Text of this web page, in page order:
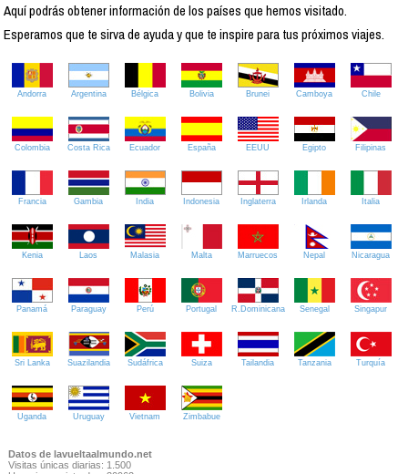
Aquí podrás obtener información de los países que hemos visitado.
Esperamos que te sirva de ayuda y que te inspire para tus próximos viajes.
Andorra Argentina Bélgica Bolivia Brunei Camboya Chile
Colombia Costa Rica Ecuador España EEUU Egipto Filipinas
Francia Gambia India Indonesia Inglaterra Irlanda Italia
Kenia Laos Malasia Malta Marruecos Nepal Nicaragua
Panamá Paraguay Perú Portugal R.Dominicana Senegal Singapur
Sri Lanka Suazilandia Sudáfrica Suiza Tailandia Tanzania Turquía
Uganda Uruguay Vietnam Zimbabue
Datos de lavueltaalmundo.net
Visitas únicas diarias: 1.500